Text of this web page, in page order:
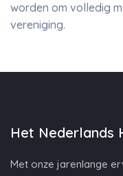
worden om volledig
vereniging.
Het Nederlands
Met onze jarenlange